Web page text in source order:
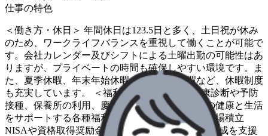
仕事の特色
＜働き方・休日＞ 年間休日は123.5日と多く、土日祝が休み
のため、ワークライフバランスを重視して働くことが可能で
す。会社カレンダー及びシフトによる土曜出勤の可能性はあ
りますが、プライベートの時間も確保しやすい環境です。ま
た、夏季休暇、年末年始休暇、各種特別休暇など、休暇制度
も充実しています。 ＜福利厚生・その他＞ 健康診断や予防
接種、保養所の利用、慶弔見舞金など、従業員の健康と生活
をサポートする各種福利厚生が整っています。職場積立
NISAや資格取得奨励金など、長期的なキャリア形成を支援